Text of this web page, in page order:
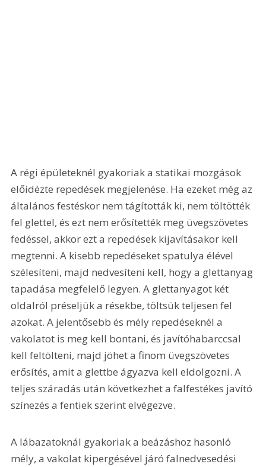
A régi épületeknél gyakoriak a statikai mozgások
előidézte repedések megjelenése. Ha ezeket még az
általános festéskor nem tágították ki, nem töltötték
fel glettel, és ezt nem erősítették meg üvegszövetes
fedéssel, akkor ezt a repedések kijavításakor kell
megtenni. A kisebb repedéseket spatulya élével
szélesíteni, majd nedvesíteni kell, hogy a glettanyag
tapadása megfelelő legyen. A glettanyagot két
oldalról préseljük a résekbe, töltsük teljesen fel
azokat. A jelentősebb és mély repedéseknél a
vakolatot is meg kell bontani, és javítóhabarccsal
kell feltölteni, majd jöhet a finom üvegszövetes
erősítés, amit a glettbe ágyazva kell eldolgozni. A
teljes száradás után következhet a falfestékes javító
színezés a fentiek szerint elvégezve.
A lábazatoknál gyakoriak a beázáshoz hasonló
mély, a vakolat kipergésével járó falnedvesedési